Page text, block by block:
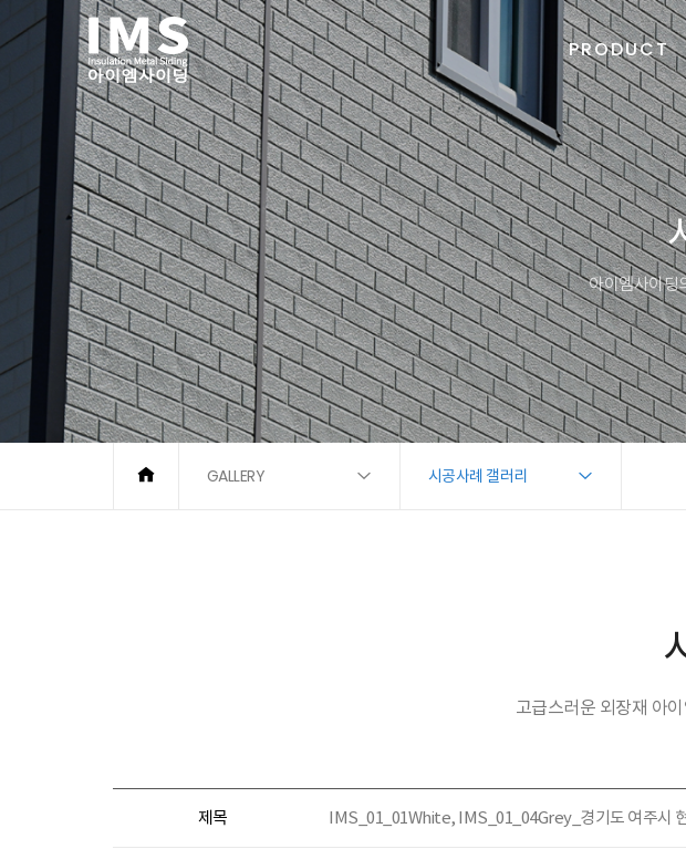
PRODUCT
아이엠사이딩
GALLERY 시공사례 갤러리
고급스러운 외장재 아
제목 IMS_01_01White, IMS_01_04Grey_경기도 여주시